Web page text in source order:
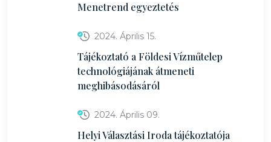
Menetrend egyeztetés
2024. Április 15.
Tájékoztató a Földesi Vízműtelep
technológiájának átmeneti
meghibásodásáról
2024. Április 09.
Helyi Választási Iroda tájékoztatója